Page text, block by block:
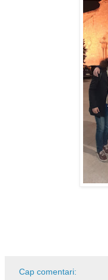
Cap comentari: